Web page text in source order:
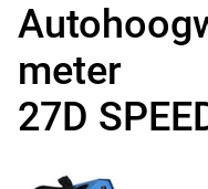
meter
27D